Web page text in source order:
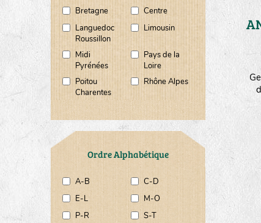
Bretagne
Centre
Languedoc
Roussillon
Limousin
Midi
Pyrénées
Pays de la
Loire
Poitou
Charentes
Rhône Alpes
Ordre Alphabétique
A-B
C-D
E-L
M-O
P-R
S-T